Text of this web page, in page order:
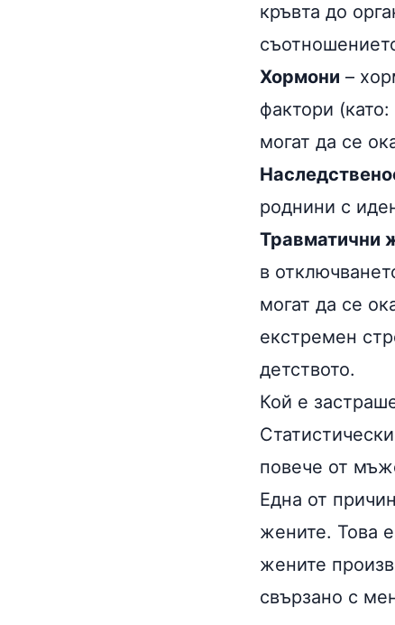
кръвта до
Хормони –
фактори
могат да се
роднини с
Травматични
в
могат да се
екстремен
детството.
Кой е
Статистически
повече от
Една от
жените. Това
жените
свързано с